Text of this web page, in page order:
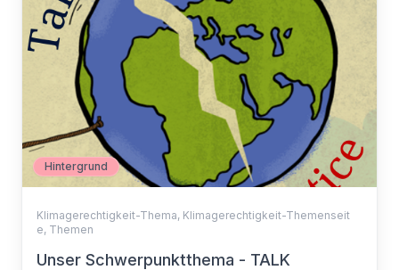
Hintergrund
Klimagerechtigkeit-Thema, Klimagerechtigkeit-Themenseit
e, Themen
Unser Schwerpunktthema - TALK